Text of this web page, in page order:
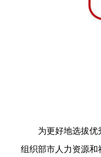
为更好地选拔优秀
组织部市人力资源和